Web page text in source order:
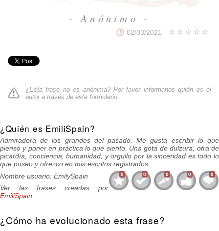
- Anónimo -
02/03/2021
¿Esta frase no es anónima? Por favor informanos quién es el
autor a través de este formulario.
¿Quién es EmiliSpain?
Admiradora de los grandes del pasado. Me gusta escribir lo que
pienso y poner en práctica lo que siento. Una gota de dulzura, otra de
picardía, conciencia, humanidad, y orgullo por la sinceridad es todo lo
que poseo y ofrezco en mis escritos registrados.
0 0 0 0 0
Nombre usuario: EmilySpain
Ver las frases creadas por
EmiliSpain
¿Cómo ha evolucionado esta frase?